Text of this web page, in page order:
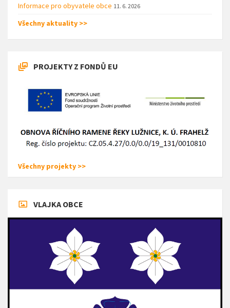
Informace pro obyvatele obce 11. 6. 2026
Všechny aktuality >>
PROJEKTY Z FONDŮ EU
Všechny projekty >>
VLAJKA OBCE